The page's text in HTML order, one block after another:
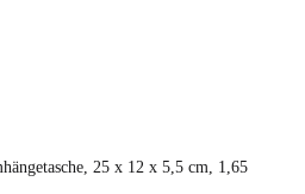
25 x 12 x 5,5 cm, 1,65